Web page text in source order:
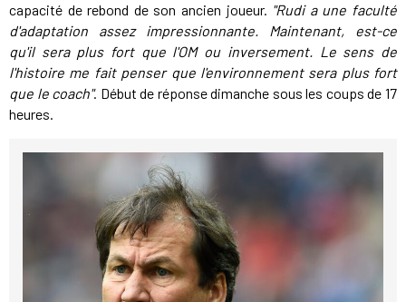
capacité de rebond de son ancien joueur. "Rudi a une faculté
d'adaptation assez impressionnante. Maintenant, est-ce
qu'il sera plus fort que l'OM ou inversement. Le sens de
l'histoire me fait penser que l'environnement sera plus fort
que le coach". Début de réponse dimanche sous les coups de 17
heures.